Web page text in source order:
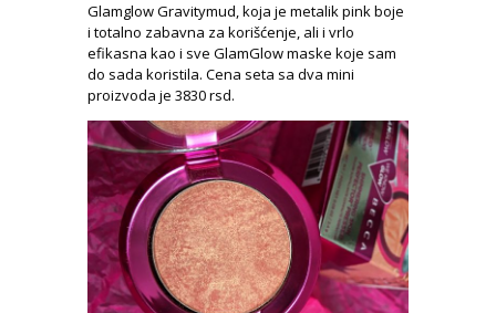
Glamglow Gravitymud, koja je metalik pink boje
i totalno zabavna za korišćenje, ali i vrlo
efikasna kao i sve GlamGlow maske koje sam
do sada koristila. Cena seta sa dva mini
proizvoda je 3830 rsd.